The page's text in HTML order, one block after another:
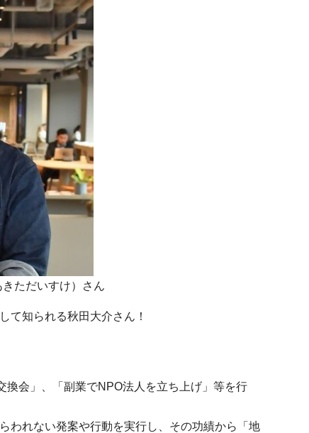
ただいすけ）さん
て知られる秋田大介さん！
会」、「副業でNPO法人を立ち上げ」等を行
われない発案や行動を実行し、その功績から「地